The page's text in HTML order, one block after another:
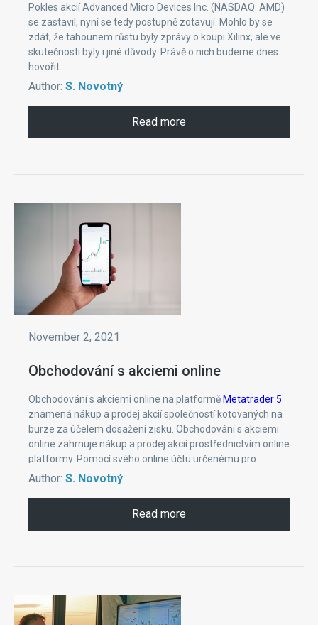
Pokles akcií Advanced Micro Devices Inc. (NASDAQ: AMD)
se zastavil, nyní se tedy postupně zotavují. Mohlo by se
zdát, že tahounem růstu byly zprávy o koupi Xilinx, ale ve
skutečnosti byly i jiné důvody. Právě o nich budeme dnes
hovořit.
Author: S. Novotný
Read more
November 2, 2021
Obchodování s akciemi online
Obchodování s akciemi online na platforměMetatrader 5
znamená nákup a prodej akcií společností kotovaných na
burze za účelem dosažení zisku. Obchodování s akciemi
online zahrnuje nákup a prodej akcií prostřednictvím online
platformy. Pomocí svého online účtu určenému pro
obchodování s akciemi můžete snadno a rychle nakupovat
nebo prodávat akcie, podílové fondy, dluhopisy a další
Author: S. Novotný
Read more